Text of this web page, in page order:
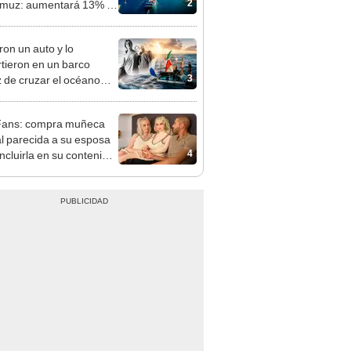
2
aumentará 13% su
3
un auto y lo
en un barco
de cruzar el océano
por su padre
4
compra muñeca
parecida a su esposa
en su contenido